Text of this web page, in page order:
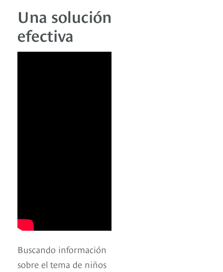
Una solución
efectiva
Buscando información
sobre el tema de niños